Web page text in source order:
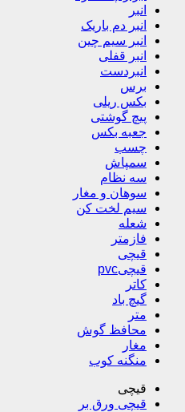
انبر
انبر دم باریک
انبر سیم چین
انبر قفلی
انبردست
برس
بکس ریلی
پیچ گوشتی
جعبه بکس
چسب
سمپاش
سه نظام
سوهان و مغار
سیم لخت کن
شعله
فازمتر
قیچی
قیچیpvc
کاتر
گیچ باد
متر
محافظ گوش
مغار
منگنه کوب
قیچی
قیچی ورق بر